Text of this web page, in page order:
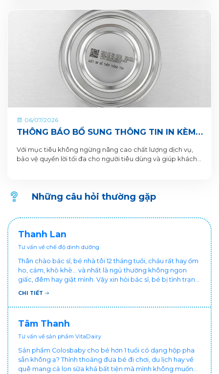
06/07/2026
THÔNG BÁO BỔ SUNG THÔNG TIN IN KÈM
QR CODE DƯỚI ĐÁY LON VÀ HỘP SẢN
PHẨM
Với mục tiêu không ngừng nâng cao chất lượng dịch vụ,
bảo vệ quyền lời tối đa cho người tiêu dùng và giúp khách
Những câu hỏi thường gặp
Thanh Lan
Tư vấn về chế độ dinh dưỡng
Thân chào bác sĩ, bé nhà tôi 12 tháng tuổi, cháu rất hay ốm
ho, cảm, khò khè... và nhất là ngủ thường không ngon
giấc, đêm hay giật mình. Vậy xin hỏi bác sĩ, bé bị tình trạng
vậy nên làm sao để con khỏe mạnh và ngủ ngon giấc hơn
chăm cháu hay ốm ạ?. Cảm ơn bác sĩ.
CHI TIẾT
Tâm Thanh
Tư vấn về sản phẩm VitaDairy
Sản phẩm Colosbaby cho bé hơn 1 tuổi có dạng hộp pha
sẵn không ạ? Thỉnh thoảng đưa bé đi chơi, du lịch hay về
quê mang cả lon sữa khá bất tiện mà mình không muốn